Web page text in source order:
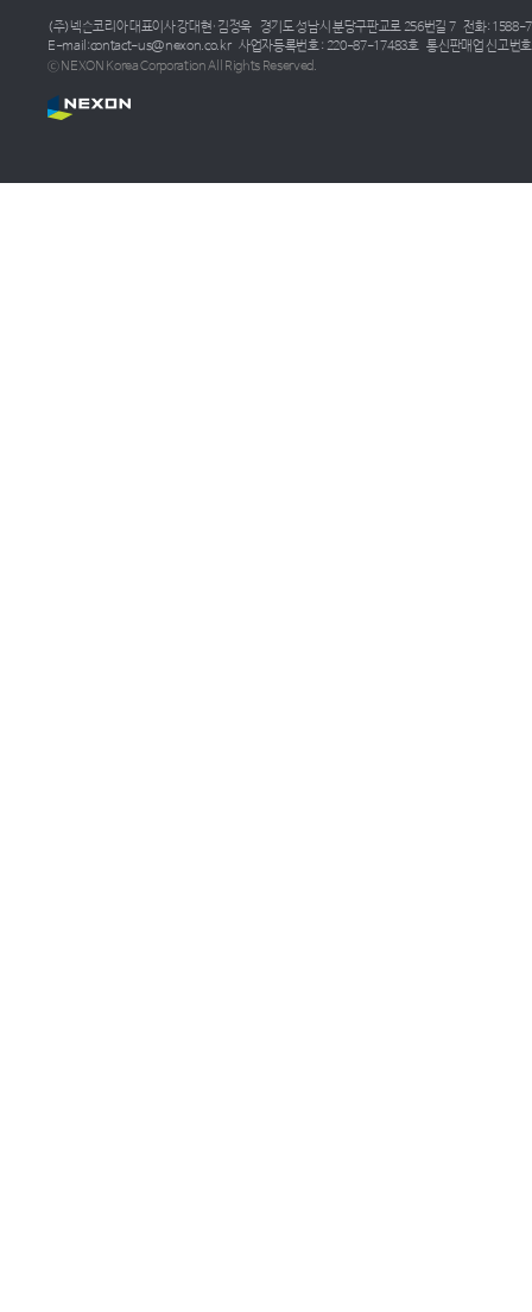
(주)넥슨코리아 대표이사 강대현·김정욱 경기도 성남시 분당구판교로 256번길 7 전화: 1588-
E-mail:contact-us@nexon.co.kr 사업자등록번호 : 220-87-17483호 통신판매업 신고번
ⓒ NEXON Korea Corporation All Rights Reserved.